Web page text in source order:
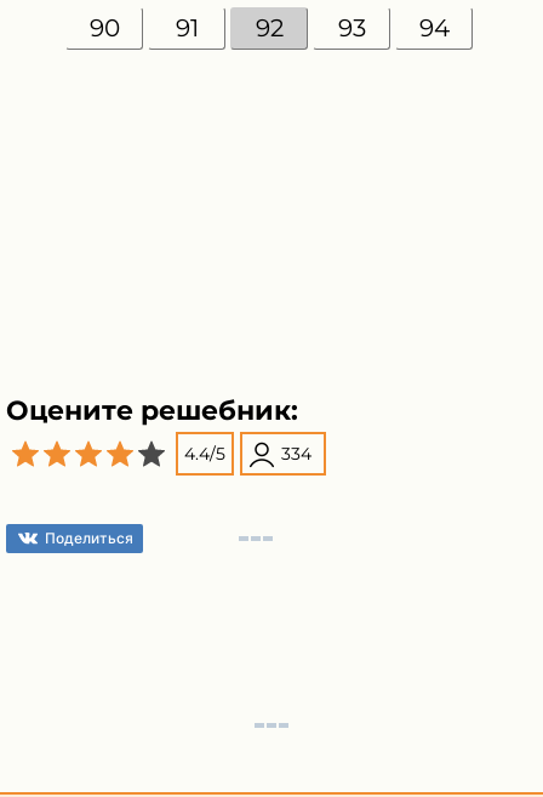
90 91 92 93 94
Оцените решебник:
4.4/5 334
Поделиться